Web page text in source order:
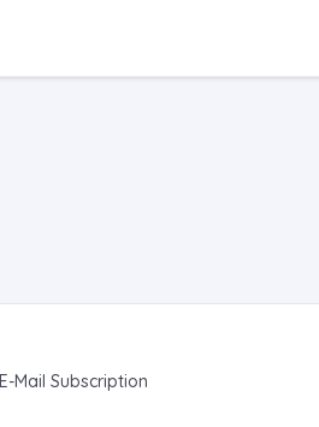
E-Mail Subscription